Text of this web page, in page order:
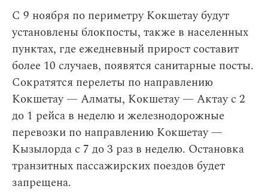
С 9 ноября по периметру Кокшетау будут
установлены блокпосты, также в населенных
пунктах, где ежедневный прирост составит
более 10 случаев, появятся санитарные посты.
Сократятся перелеты по направлению
Кокшетау — Алматы, Кокшетау — Актау с 2
до 1 рейса в неделю и железнодорожные
перевозки по направлению Кокшетау —
Кызылорда с 7 до 3 раз в неделю. Остановка
транзитных пассажирских поездов будет
запрещена.